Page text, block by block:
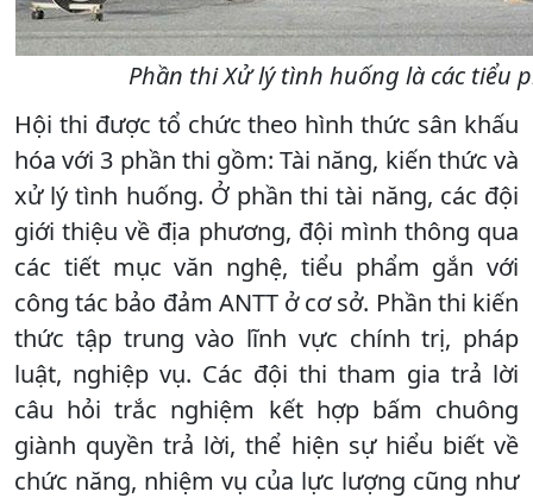
Phần thi Xử lý tình huống là các tiểu
Hội thi được tổ chức theo hình thức sân khấu
hóa với 3 phần thi gồm: Tài năng, kiến thức và
xử lý tình huống. Ở phần thi tài năng, các đội
giới thiệu về địa phương, đội mình thông qua
các tiết mục văn nghệ, tiểu phẩm gắn với
công tác bảo đảm ANTT ở cơ sở. Phần thi kiến
thức tập trung vào lĩnh vực chính trị, pháp
luật, nghiệp vụ. Các đội thi tham gia trả lời
câu hỏi trắc nghiệm kết hợp bấm chuông
giành quyền trả lời, thể hiện sự hiểu biết về
chức năng, nhiệm vụ của lực lượng cũng như